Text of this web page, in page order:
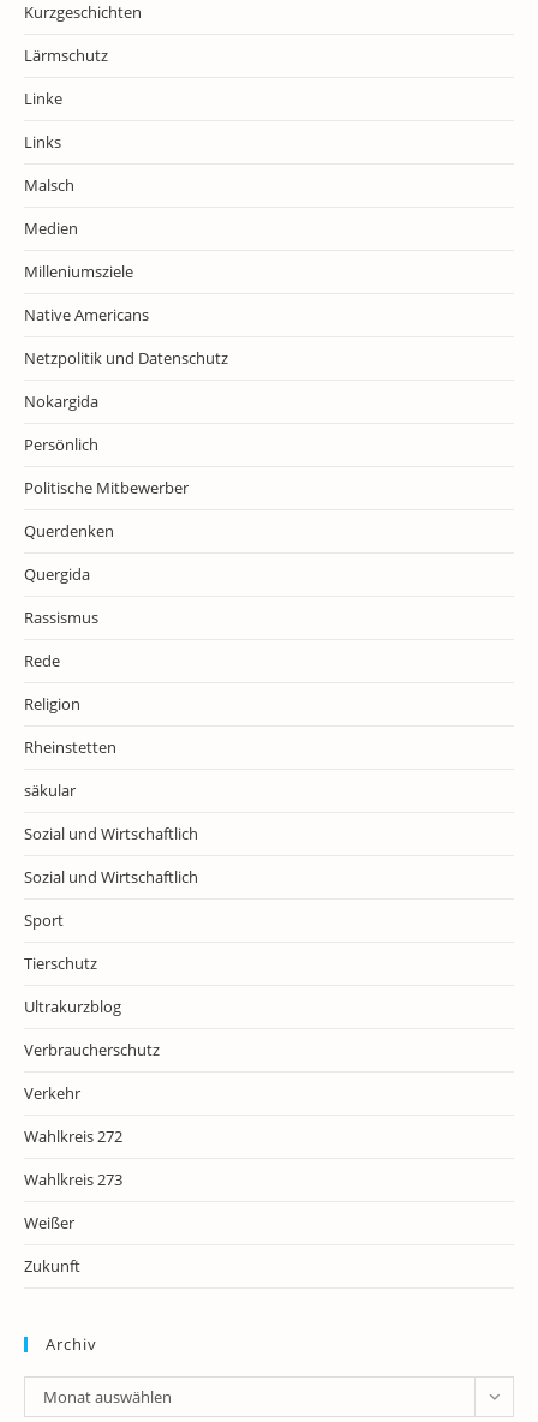
Kurzgeschichten
Lärmschutz
Linke
Links
Malsch
Medien
Milleniumsziele
Native Americans
Netzpolitik und Datenschutz
Nokargida
Persönlich
Politische Mitbewerber
Querdenken
Quergida
Rassismus
Rede
Religion
Rheinstetten
säkular
Sozial und Wirtschaftlich
Sozial und Wirtschaftlich
Sport
Tierschutz
Ultrakurzblog
Verbraucherschutz
Verkehr
Wahlkreis 272
Wahlkreis 273
Weißer
Zukunft
Archiv
Archiv
Monat auswählen